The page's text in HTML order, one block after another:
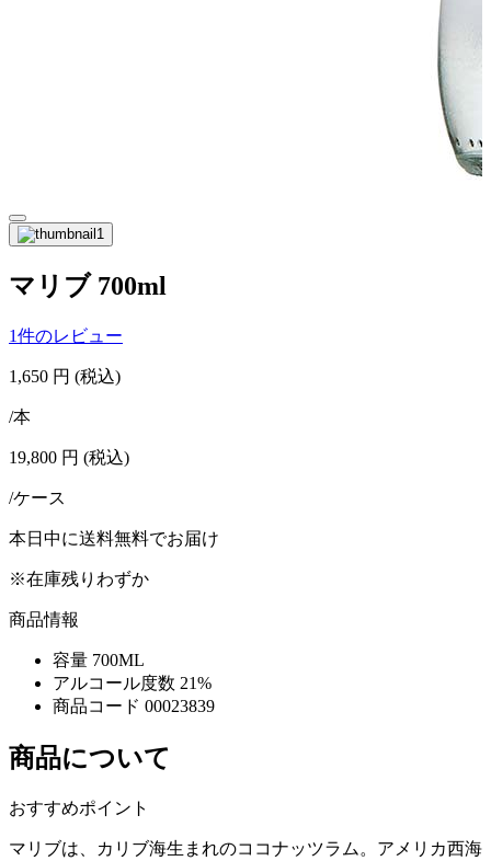
マリブ 700ml
1件のレビュー
1,650 円 (税込)
/本
19,800 円 (税込)
/ケース
本日中に送料無料でお届け
※在庫残りわずか
商品情報
容量 700ML
アルコール度数 21%
商品コード 00023839
商品について
おすすめポイント
マリブは、カリブ海生まれのココナッツラム。アメリカ西海